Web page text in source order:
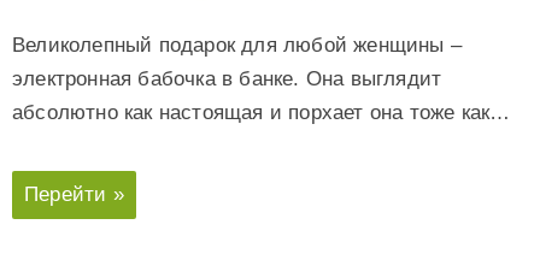
Великолепный подарок для любой женщины –
электронная бабочка в банке. Она выглядит
абсолютно как настоящая и порхает она тоже как…
Перейти »